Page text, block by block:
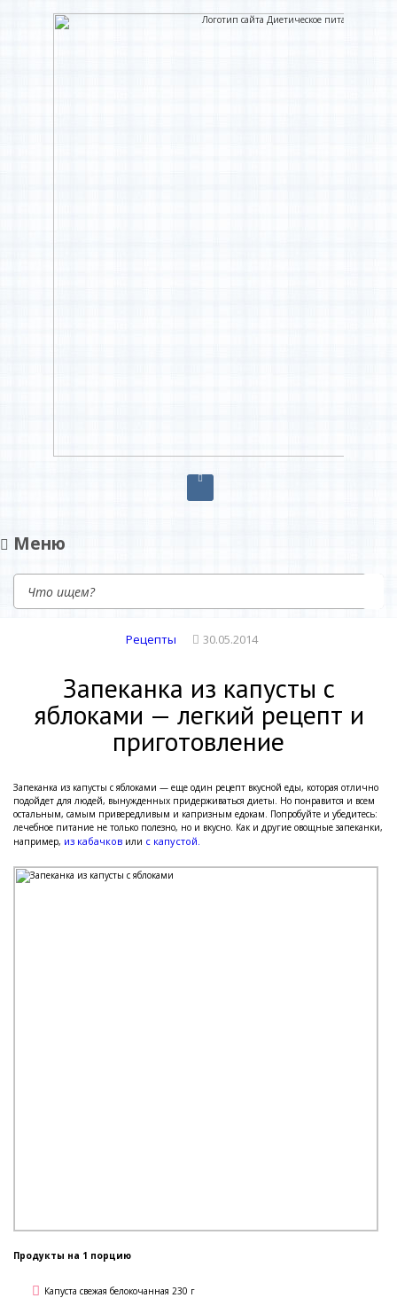
Диетическое питание
Диетическое питание — рецепты на каждый день
Меню
Рецепты 30.05.2014
Запеканка из капусты с
яблоками — легкий рецепт и
приготовление
Запеканка из капусты с яблоками — еще один рецепт вкусной еды, которая отлично
подойдет для людей, вынужденных придерживаться диеты. Но понравится и всем
остальным, самым привередливым и капризным едокам. Попробуйте и убедитесь:
лечебное питание не только полезно, но и вкусно. Как и другие овощные запеканки,
например, из кабачков или с капустой.
Продукты на 1 порцию
Капуста свежая белокочанная 230 г